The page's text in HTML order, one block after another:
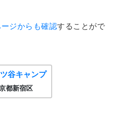
ジからも確認することがで
谷キャンプ
都新宿区